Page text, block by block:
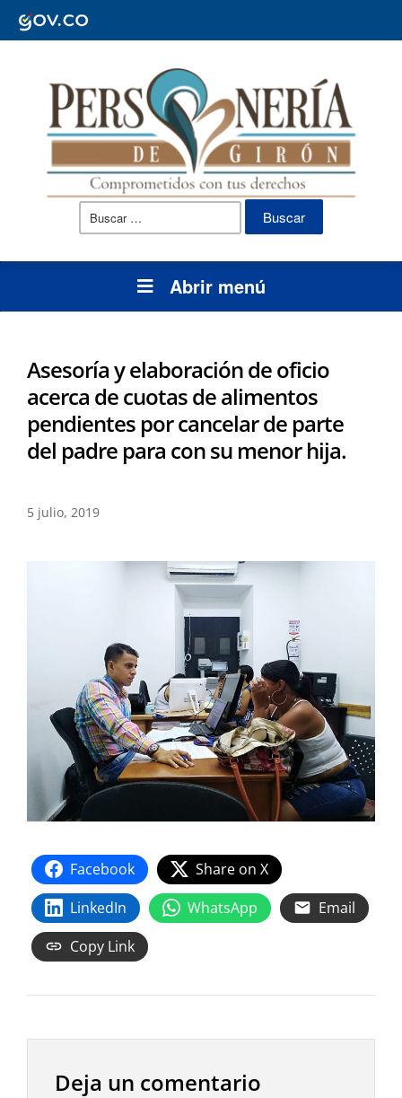
Buscar:
Abrir menú
Asesoría y elaboración de oficio
acerca de cuotas de alimentos
pendientes por cancelar de parte
del padre para con su menor hija.
5 julio, 2019
Facebook
Share on X
LinkedIn
WhatsApp
Email
Copy Link
Deja un comentario